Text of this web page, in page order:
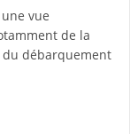
vue
de la
débarquement